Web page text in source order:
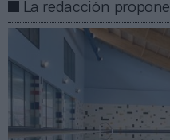
La redacción propone